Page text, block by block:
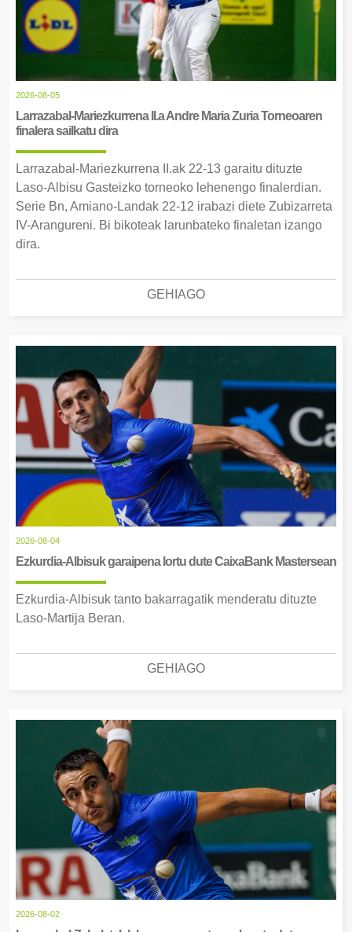
2026-08-05
Larrazabal-Mariezkurrena II.a Andre Maria Zuria Torneoaren
finalera sailkatu dira
Larrazabal-Mariezkurrena II.ak 22-13 garaitu dituzte
Laso-Albisu Gasteizko torneoko lehenengo finalerdian.
Serie Bn, Amiano-Landak 22-12 irabazi diete Zubizarreta
IV-Arangureni. Bi bikoteak larunbateko finaletan izango
dira.
GEHIAGO
2026-08-04
Ezkurdia-Albisuk garaipena lortu dute CaixaBank Mastersean
Ezkurdia-Albisuk tanto bakarragatik menderatu dituzte
Laso-Martija Beran.
GEHIAGO
2026-08-02